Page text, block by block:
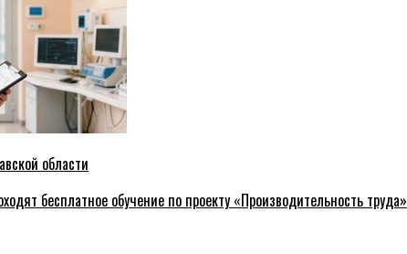
области
бесплатное обучение по проекту «Производительность труда»